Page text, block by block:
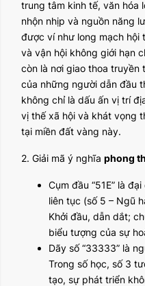
trung tâm kinh tế, văn hóa
nhộn nhịp và nguồn năng
được ví như long mạch hội
và vận hội không giới hạn
còn là nơi giao thoa truyền
của những người dẫn đầu
không chỉ là dấu ấn vị trí
vị thế xã hội và khát vọng
tại miền đất vàng này.
2. Giải mã ý nghĩa phong
Cụm đầu “51E” là
liên tục (số 5 – Ngũ
Khởi đầu, dẫn dắt;
biểu tượng của sự
Dãy số “33333” là
Trong số học, số 3
tạo, sự phát triển